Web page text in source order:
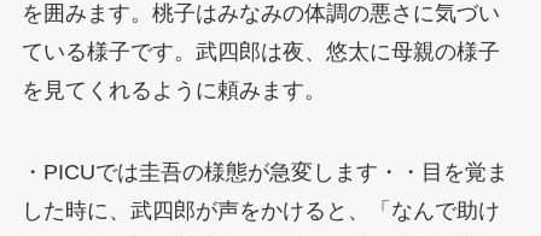
を囲みます。桃子はみなみの体調の悪さに気づい
ている様子です。武四郎は夜、悠太に母親の様子
を見てくれるように頼みます。
・PICUでは圭吾の様態が急変します・・目を覚ま
した時に、武四郎が声をかけると、「なんで助け